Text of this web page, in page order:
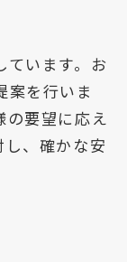
います。お
案を行いま
の要望に応え
、確かな安